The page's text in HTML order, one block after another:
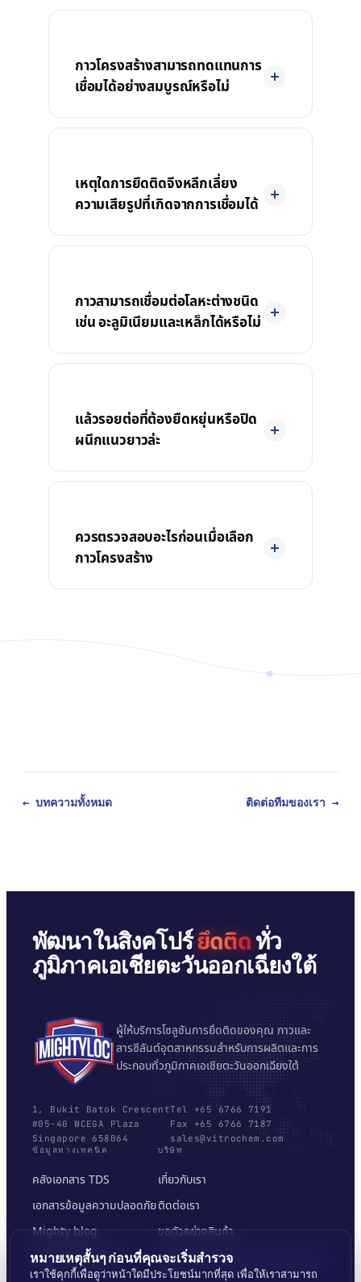
กาวโครงสร้างสามารถทดแทนการ
เชื่อมได้อย่างสมบูรณ์หรือไม่
เหตุใดการยึดติดจึงหลีกเลี่ยง
ความเสียรูปที่เกิดจากการเชื่อมได้
กาวสามารถเชื่อมต่อโลหะต่างชนิด
เช่น อะลูมิเนียมและเหล็กได้หรือไม่
แล้วรอยต่อที่ต้องยืดหยุ่นหรือปิด
ผนึกแนวยาวล่ะ
ควรตรวจสอบอะไรก่อนเมื่อเลือก
กาวโครงสร้าง
← บทความทั้งหมด ติดต่อทีมของเรา →
พัฒนาในสิงคโปร์ยึดติด ทั่ว
ภูมิภาคเอเชียตะวันออกเฉียงใต้
ผู้ให้บริการโซลูชันการยึดติดของคุณ กาวและ
สารซีลันต์อุตสาหกรรมสำหรับการผลิตและการ
ประกอบทั่วภูมิภาคเอเชียตะวันออกเฉียงใต้
1, Bukit Batok Crescent
#05-40 WCEGA Plaza
Singapore 658064
Tel +65 6766 7191
Fax +65 6766 7187
sales@vitrochem.com
ข้อมูลทางเทคนิค
คลังเอกสาร TDS
เอกสารข้อมูลความปลอดภัย
Mighty blog
เครื่องมือเลือกพื้นผิว
บริษัท
เกี่ยวกับเรา
ติดต่อเรา
ขอตัวอย่างสินค้า
นโยบายความเป็นส่วนตัวและข้อกำหนด
หมายเหตุสั้นๆ ก่อนที่คุณจะเริ่มสำรวจ
เราใช้คุกกี้เพื่อดูว่าหน้าใดมีประโยชน์มากที่สุด เพื่อให้เราสามารถ